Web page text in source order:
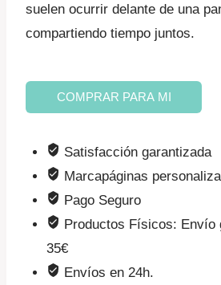
suelen ocurrir delante de una
compartiendo tiempo juntos.
E-
book:
planes
sin
pantallas
en
verano
(regalo)
COMPRAR PARA MI
Satisfacción garantizada
Marcapáginas
Pago Seguro
Productos Físicos: Envío
35€
Envíos en 24h.